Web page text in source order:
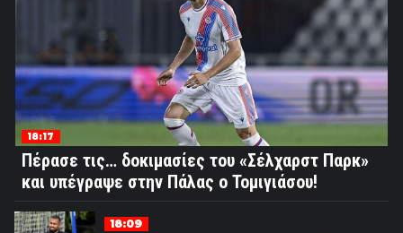
18:17
Πέρασε τις… δοκιμασίες του «Σέλχαρστ Παρκ»
και υπέγραψε στην Πάλας ο Τομιγιάσου!
18:09